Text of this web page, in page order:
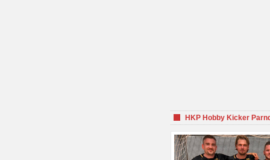
HKP Hobby Kicker